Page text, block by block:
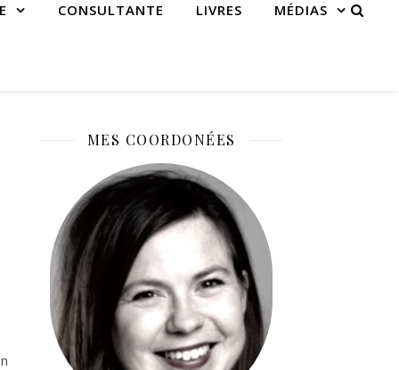
CONSULTANTE LIVRES MÉDIAS
MES COORDONÉES